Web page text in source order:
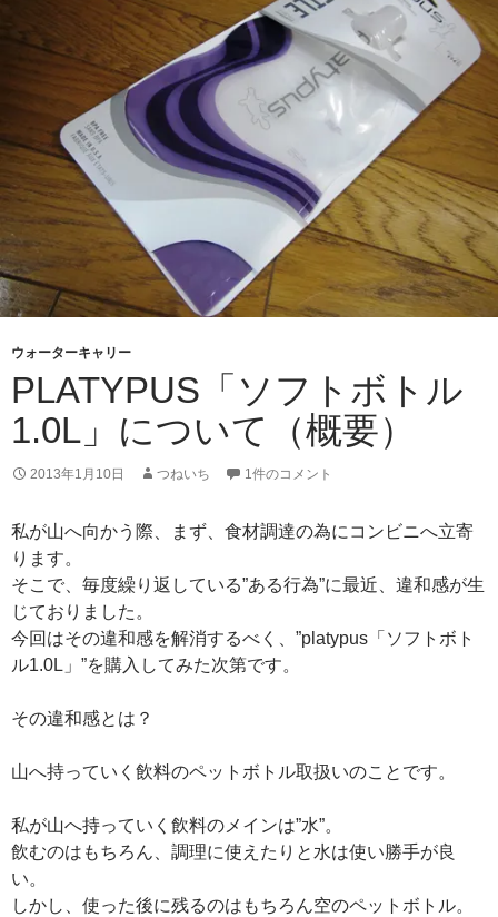
ウォーターキャリー
PLATYPUS「ソフトボトル
1.0L」について（概要）
2013年1月10日 つねいち 1件のコメント
私が山へ向かう際、まず、食材調達の為にコンビニへ立寄
ります。
そこで、毎度繰り返している”ある行為”に最近、違和感が生
じておりました。
今回はその違和感を解消するべく、”platypus「ソフトボト
ル1.0L」”を購入してみた次第です。
その違和感とは？
山へ持っていく飲料のペットボトル取扱いのことです。
私が山へ持っていく飲料のメインは”水”。
飲むのはもちろん、調理に使えたりと水は使い勝手が良
い。
しかし、使った後に残るのはもちろん空のペットボトル。